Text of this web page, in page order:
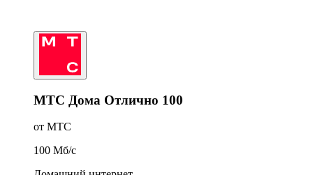
МТС Дома Отлично 100
от МТС
100 Мб/c